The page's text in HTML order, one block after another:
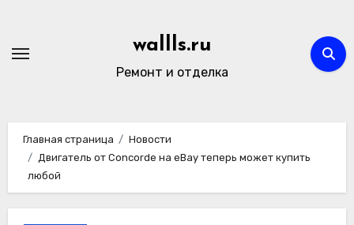
содержимому
wallls.ru
Ремонт и отделка
Главная страница
Новости
Двигатель от Concorde на eBay теперь может купить
любой